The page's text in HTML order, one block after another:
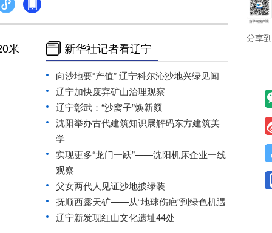
米 新华社记者看辽宁
向沙地要“产值” 辽宁科尔沁沙地兴绿见闻
辽宁加快废弃矿山治理观察
辽宁彰武：“沙窝子”焕新颜
沈阳举办古代建筑知识展解码东方建筑美
学
实现更多“龙门一跃”——沈阳机床企业一线
观察
父女两代人见证沙地披绿装
抚顺西露天矿——从“地球伤疤”到绿色机遇
辽宁新发现红山文化遗址44处